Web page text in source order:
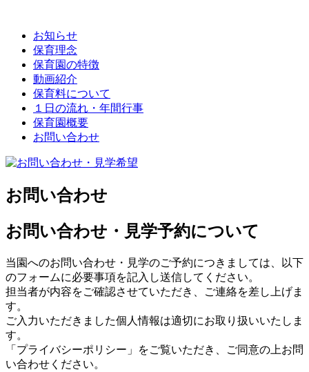
お知らせ
保育理念
保育園の特徴
動画紹介
保育料について
１日の流れ・年間行事
保育園概要
お問い合わせ
お問い合わせ
お問い合わせ・見学予約について
当園へのお問い合わせ・見学のご予約につきましては、以下
のフォームに必要事項を記入し送信してください。
担当者が内容をご確認させていただき、ご連絡を差し上げま
す。
ご入力いただきました個人情報は適切にお取り扱いいたしま
す。
「プライバシーポリシー」をご覧いただき、ご同意の上お問
い合わせください。